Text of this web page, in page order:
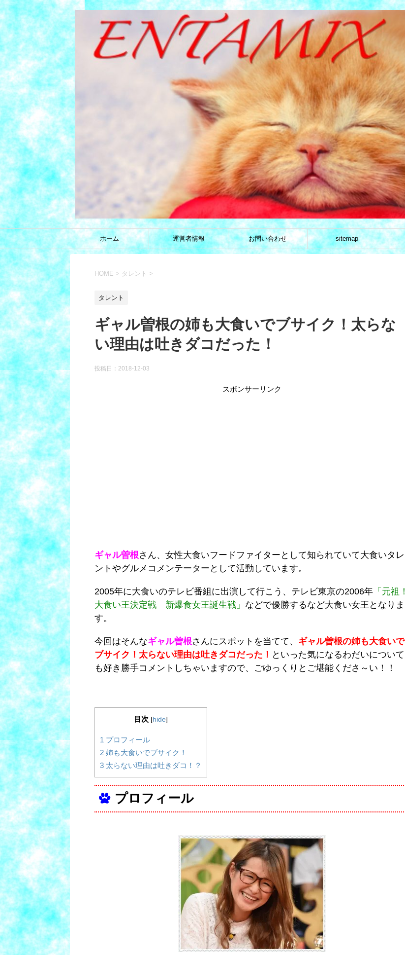
ホーム 運営者情報 お問い合わせ sitemap
HOME > タレント >
タレント
ギャル曽根の姉も大食いでブサイク！太らな
い理由は吐きダコだった！
投稿日： 2018-12-03
スポンサーリンク
ギャル曽根さん、女性大食いフードファイターとして知られていて大食いタレ
ントやグルメコメンテーターとして活動しています。
2005年に大食いのテレビ番組に出演して行こう、テレビ東京の2006年 「元祖！
大食い王決定戦 新爆食女王誕生戦」 などで優勝するなど大食い女王となりま
す。
今回はそんなギャル曽根さんにスポットを当てて、 ギャル曽根の姉も大食いで
ブサイク！太らない理由は吐きダコだった！ といった気になるわだいについて
も好き勝手コメントしちゃいますので、ごゆっくりとご堪能くださ～い！！
目次 [hide]
1 プロフィール
2 姉も大食いでブサイク！
3 太らない理由は吐きダコ！？
プロフィール